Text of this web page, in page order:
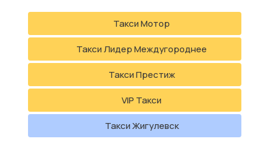
Такси Мотор
Такси Лидер Междугороднее
Такси Престиж
VIP Такси
Такси Жигулевск